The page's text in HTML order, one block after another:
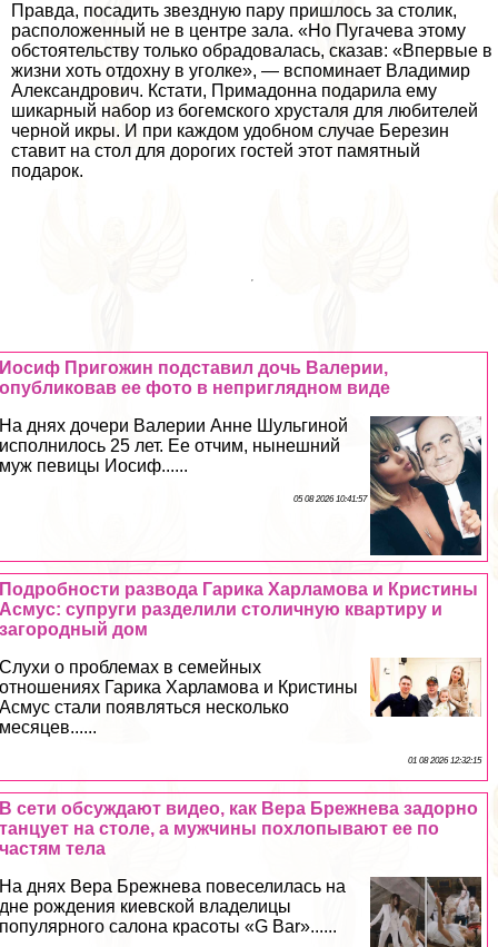
Правда, посадить звездную пару пришлось за столик,
расположенный не в центре зала. «Но Пугачева этому
обстоятельству только обрадовалась, сказав: «Впервые в
жизни хоть отдохну в уголке», — вспоминает Владимир
Александрович. Кстати, Примадонна подарила ему
шикарный набор из богемского хрусталя для любителей
черной икры. И при каждом удобном случае Березин
ставит на стол для дорогих гостей этот памятный
подарок.
Иосиф Пригожин подставил дочь Валерии,
опубликовав ее фото в неприглядном виде
На днях дочери Валерии Анне Шульгиной
исполнилось 25 лет. Ее отчим, нынешний
муж певицы Иосиф......
05 08 2026 10:41:57
Подробности развода Гарика Харламова и Кристины
Асмус: супруги разделили столичную квартиру и
загородный дом
Слухи о проблемах в семейных
отношениях Гарика Харламова и Кристины
Асмус стали появляться несколько
месяцев......
01 08 2026 12:32:15
В сети обсуждают видео, как Вера Брежнева задорно
танцует на столе, а мужчины похлопывают ее по
частям тела
На днях Вера Брежнева повеселилась на
дне рождения киевской владелицы
популярного салона красоты «G Bar»......